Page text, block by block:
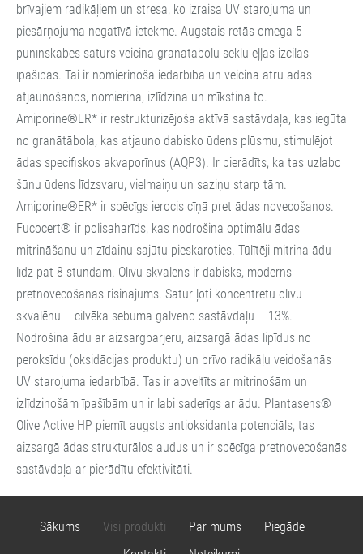
brīvajiem radikāļiem un stresa, ko izraisa UV starojuma un
piesārņojuma negatīvā ietekme. Augstais retās omega-5
punīnskābes saturs veicina granātābolu sēklu eļļas izcilās
īpašības. Tai ir nomierinoša iedarbība un veicina ātru ādas
atjaunošanos, nomierina, izlīdzina un mīkstina to.
Amiporine®ER* ir restrukturizējoša aktīvā sastāvdaļa, kas iegūta
no granātābola, kas atjauno dabisko ūdens plūsmu, stimulējot
ādas specifiskos akvaporīnus (AQP3). Ir pierādīts, ka tas uzlabo
šūnu ūdens līdzsvaru, vielmaiņu un saziņu starp tām.
Amiporine®ER* ir spēcīgs ierocis cīņā pret ādas novecošanos.
Fucocert® ir polisaharīds, kas nodrošina optimālu ādas
mitrināšanu un zīdainu sajūtu pieskaroties. Tūlītēji mitrina ādu
līdz pat 8 stundām. Olīvu skvalēns ir dabisks, moderns
pretnovecošanās risinājums. Satur ļoti koncentrētu olīvu
skvalēnu – cilvēka sebuma galveno sastāvdaļu – 13%.
Nodrošina ādu ar aizsargbarjeru, aizsargā ādas lipīdus no
peroksīdu (oksidācijas produktu) un brīvo radikāļu veidošanās
UV starojuma iedarbībā. Tas ir apveltīts ar mitrinošām un
izlīdzinošām īpašībām un ir labi saderīgs ar ādu. Plantasens®
Olive Active HP piemīt augsts antioksidanta potenciāls, tas
aizsargā ādas strukturālos audus un ir spēcīga pretnovecošanās
sastāvdaļa ar pierādītu efektivitāti.
Sākums Visi produkti Par mums
Piegāde